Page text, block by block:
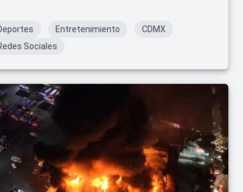
Entretenimiento
CDMX
Sociales